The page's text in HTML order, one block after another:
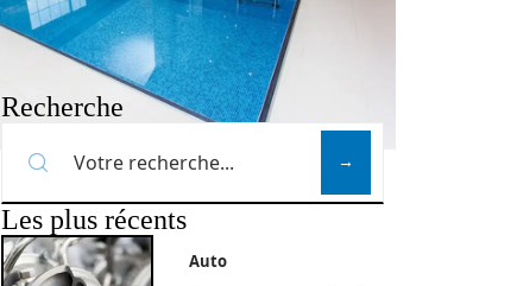
Recherche
Les plus récents
Auto